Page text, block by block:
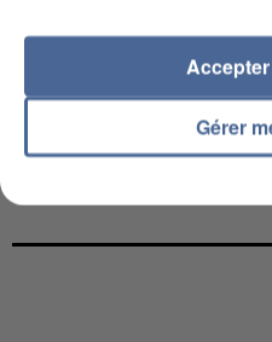
LOUANE
Gérer